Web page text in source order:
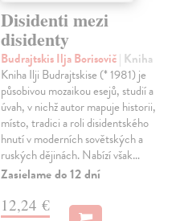
Disidenti mezi
disidenty
Budrajtskis Ilja Borisovič| Kniha
Kniha Ilji Budrajtskise (* 1981) je
působivou mozaikou esejů, studií a
úvah, v nichž autor mapuje historii,
místo, tradici a roli disidentského
hnutí v moderních sovětských a
ruských dějinách. Nabízí však…
Zasielame do 12 dní
12,24 €